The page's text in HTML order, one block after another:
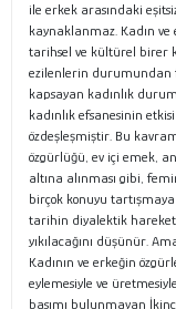
ile erkek arasındaki
kaynaklanmaz. Kadın
tarihsel ve kültürel birer
ezilenlerin durumundan
kapsayan kadınlık
kadınlık efsanesinin
özdeşleşmiştir. Bu
özgürlüğü, ev içi emek,
altına alınması gibi,
birçok konuyu
tarihin diyalektik
yıkılacağını düşünür.
Kadının ve erkeğin
eylemesiyle ve
basımı bulunmayan